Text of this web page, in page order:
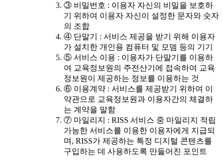
③ 비밀번호 : 이용자 자신의 비밀을 보호하
기 위하여 이용자 자신이 설정한 문자와 숫자
의 조합
④ 단말기 : 서비스 제공을 받기 위해 이용자
가 설치한 개인용 컴퓨터 및 모뎀 등의 기기
⑤ 서비스 이용 : 이용자가 단말기를 이용하
여 교육정보원의 주전산기에 접속하여 교육
정보원이 제공하는 정보를 이용하는 것
⑥ 이용계약 : 서비스를 제공받기 위하여 이
약관으로 교육정보원과 이용자간의 체결하
는 계약을 말함
⑦ 마일리지 : RISS 서비스 중 마일리지 적립
가능한 서비스를 이용한 이용자에게 지급되
며, RISS가 제공하는 특정 디지털 콘텐츠를
구입하는 데 사용하도록 만들어진 포인트